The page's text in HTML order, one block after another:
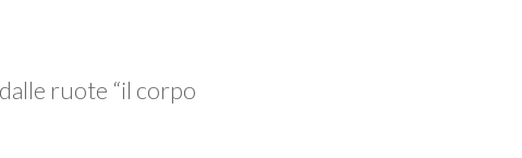
ruote “il corpo